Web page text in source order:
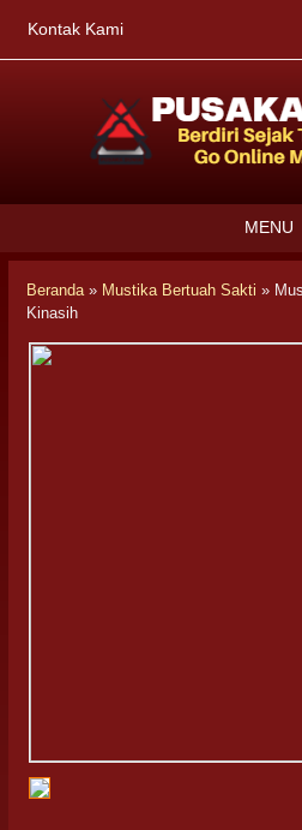
Kontak Kami
MENU
Beranda» Mustika Bertuah Sakti »
Kinasih